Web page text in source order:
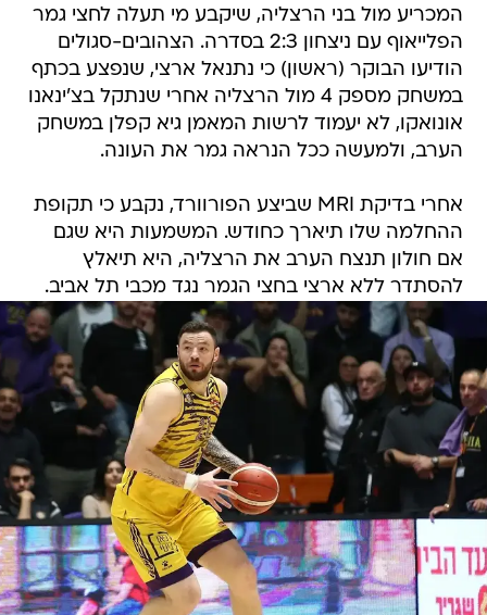
המכריע מול בני הרצליה, שיקבע מי תעלה לחצי גמר
הפלייאוף עם ניצחון 2:3 בסדרה. הצהובים-סגולים
הודיעו הבוקר (ראשון) כי נתנאל ארצי, שנפצע בכתף
במשחק מספק 4 מול הרצליה אחרי שנתקל בצ'ינאנו
אונואקו, לא יעמוד לרשות המאמן גיא קפלן במשחק
הערב, ולמעשה ככל הנראה גמר את העונה.
אחרי בדיקת MRI שביצע הפורוורד, נקבע כי תקופת
ההחלמה שלו תיארך כחודש. המשמעות היא שגם
אם חולון תנצח הערב את הרצליה, היא תיאלץ
להסתדר ללא ארצי בחצי הגמר נגד מכבי תל אביב.